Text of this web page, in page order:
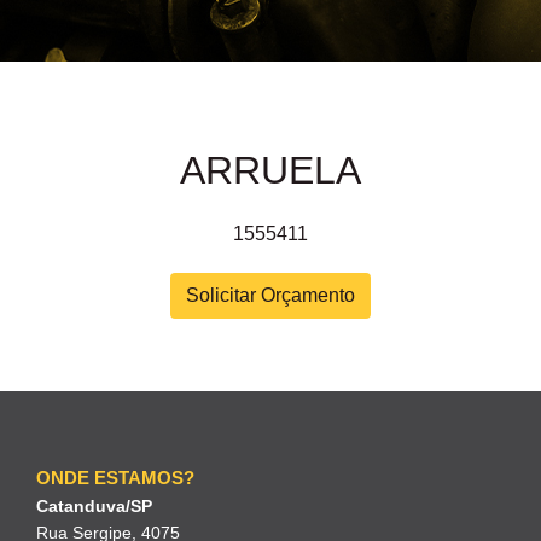
ARRUELA
1555411
Solicitar Orçamento
ONDE ESTAMOS?
Catanduva/SP
Rua Sergipe, 4075